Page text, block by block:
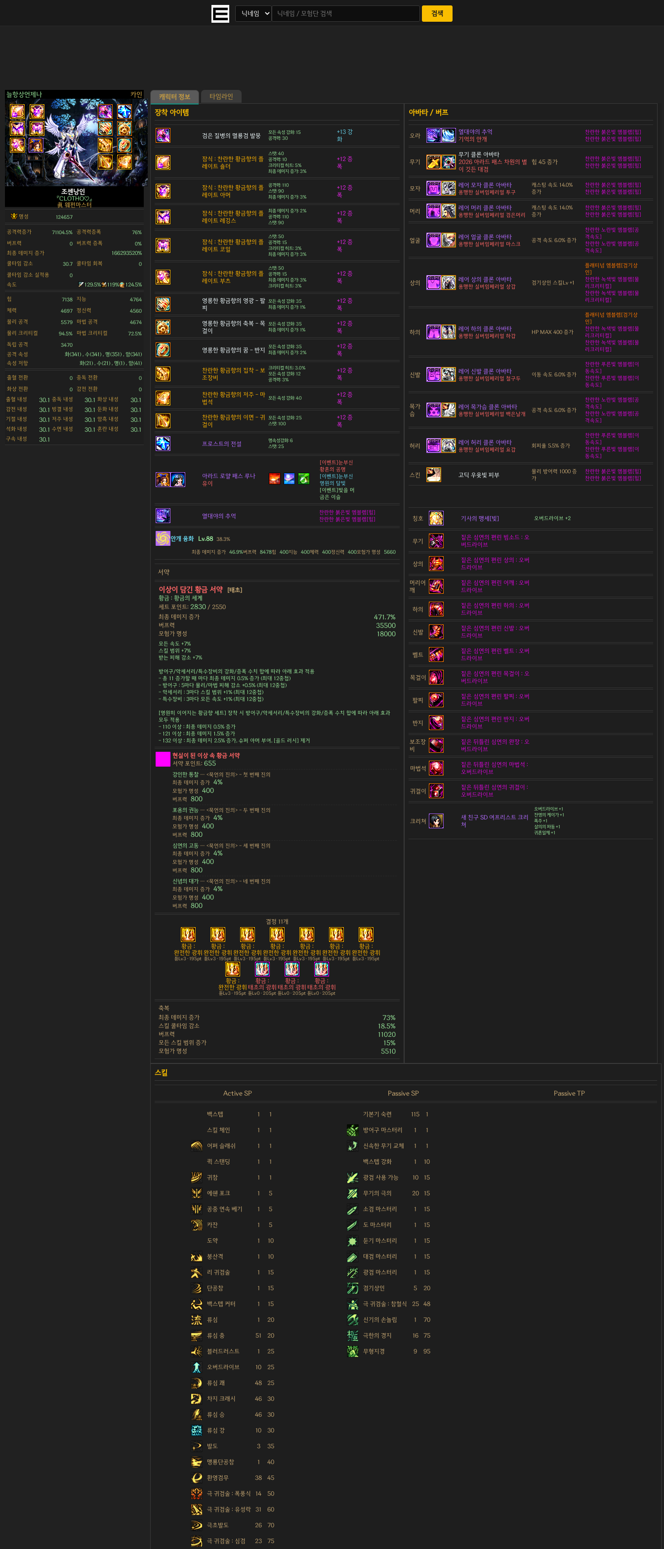
검색
늘항상언제나 카인
>
조센낭인
『CLOTHO♡』
眞 웨펀마스터
명성 124657
공격력증가 71104.5% 공격력증폭 76%
버프력 0 버프력 증폭 0%
최종 데미지 증가
166293520%
쿨타임 감소
30.7 쿨타임 회복 0
쿨타임 감소 실적용 0
속도 129.5% 119% 124.5%
힘 7138 지능 4764
체력 4697 정신력 4560
물리 공격 5579 마법 공격 4674
물리 크리티컬 94.5% 마법 크리티컬 72.5%
독립 공격 3470
공격 속성
화(341) , 수(341) , 명(351) , 암(341)
속성 저항
화(21) , 수(21) , 명(1) , 암(41)
출혈 전환 0 중독 전환 0
화상 전환 0 감전 전환 0
출혈 내성 30.1 중독 내성 30.1 화상 내성 30.1
감전 내성 30.1 빙결 내성 30.1 둔화 내성 30.1
기절 내성 30.1 저주 내성 30.1 암흑 내성 30.1
석화 내성 30.1 수면 내성 30.1 혼란 내성 30.1
구속 내성 30.1
캐릭터 정보 타임라인
검은 질병의 멸룡검 발뭉
모든 속성 강화: 15
공격력: 30
+13 강
화
잠식 : 찬란한 황금향의 플
레이트 숄더
스탯: 40
공격력: 10
크리티컬 히트: 5%
최종 데미지 증가: 3%
+12 증
폭
잠식 : 찬란한 황금향의 플
레이트 아머
공격력: 110
스탯: 90
최종 데미지 증가: 3%
+12 증
폭
잠식 : 찬란한 황금향의 플
레이트 레깅스
최종 데미지 증가: 2%
공격력: 110
스탯: 90
+12 증
폭
잠식 : 찬란한 황금향의 플
레이트 코일
스탯: 50
공격력: 15
크리티컬 히트: 3%
최종 데미지 증가: 3%
+12 증
폭
잠식 : 찬란한 황금향의 플
레이트 부츠
스탯: 50
공격력: 15
최종 데미지 증가: 3%
크리티컬 히트: 3%
+12 증
폭
영롱한 황금향의 영광 - 팔
찌
모든 속성 강화: 35
최종 데미지 증가: 1%
+12 증
폭
영롱한 황금향의 축복 - 목
걸이
모든 속성 강화: 35
최종 데미지 증가: 1%
+12 증
폭
영롱한 황금향의 꿈 - 반지 모든 속성 강화: 35
최종 데미지 증가: 2%
+12 증
폭
찬란한 황금향의 집착 - 보
조장비
크리티컬 히트: 3.0%
모든 속성 강화: 12
공격력: 3%
+12 증
폭
찬란한 황금향의 저주 - 마
법석
모든 속성 강화: 40
+12 증
폭
찬란한 황금향의 이면 - 귀
걸이
모든 속성 강화: 25
스탯: 100
+12 증
폭
프로스트의 전설
명속성강화: 6
스탯: 25
아라드 로얄 패스 루나
유이
[이벤트]눈부신
황혼의 공명
[이벤트]눈부신
영원의 달빛
[이벤트]빛을 머
금은 이슬
열대야의 추억
찬란한 붉은빛 엠블렘[힘]
찬란한 붉은빛 엠블렘[힘]
안개 융화 Lv.88 38.3%
최종 데미지 증가 46.9%버프력 8478힘 400지능 400체력 400정신력 400모험가 명성 5660
서약
이상이 담긴 황금 서약
[태초]
황금 : 황금의 세계
세트 포인트: 2830 / 2550
최종 데미지 증가
471.7%
버프력 35500
모험가 명성 18000
모든 속도 +7%
스킬 범위 +7%
받는 피해 감소 +7%
방어구/악세서리/특수장비의 강화/증폭 수치 합에 따라 아래 효과 적용
- 총 11 증가할 때 마다 최종 데미지 0.5% 증가 (최대 12중첩)
- 방어구 : 5마다 물리/마법 피해 감소 +0.5% (최대 12중첩)
- 악세서리 : 3마다 스킬 범위 +1% (최대 12중첩)
- 특수장비 : 3마다 모든 속도 +1% (최대 12중첩)
[영원히 이어지는 황금향 세트] 장착 시 방어구/악세서리/특수장비의 강화/증폭 수치 합에 따라 아래 효과
모두 적용
- 110 이상 : 최종 데미지 0.5% 증가
- 121 이상 : 최종 데미지 1.5% 증가
- 132 이상 : 최종 데미지 2.5% 증가, 슈퍼 아머 부여, [골드 러시] 제거
현실이 된 이상 속 황금 서약
서약 포인트: 655
강인한 통찰 — <묵언의 진의> - 첫 번째 진의
최종 데미지 증가 4%
모험가 명성 400
버프력 800
포용의 권능 — <묵언의 진의> - 두 번째 진의
최종 데미지 증가 4%
모험가 명성 400
버프력 800
심연의 고동 — <묵언의 진의> - 세 번째 진의
최종 데미지 증가 4%
모험가 명성 400
버프력 800
신념의 대가 — <묵언의 진의> - 네 번째 진의
최종 데미지 증가 4%
모험가 명성 400
버프력 800
결정 11개
황금 :
완전한 광휘
튠Lv3 · 195pt
황금 :
완전한 광휘
튠Lv3 · 195pt
황금 :
완전한 광휘
튠Lv3 · 195pt
황금 :
완전한 광휘
튠Lv3 · 195pt
황금 :
완전한 광휘
튠Lv3 · 195pt
황금 :
완전한 광휘
튠Lv3 · 195pt
황금 :
완전한 광휘
튠Lv3 · 195pt
황금 :
완전한 광휘
튠Lv3 · 195pt
황금 :
태초의 광휘
튠Lv0 · 205pt
황금 :
태초의 광휘
튠Lv0 · 205pt
황금 :
태초의 광휘
튠Lv0 · 205pt
축복
최종 데미지 증가
73%
스킬 쿨타임 감소 18.5%
버프력 11020
모든 스킬 범위 증가 15%
모험가 명성 5510
오라
열대야의 추억
기억의 안개
찬란한 붉은빛 엠블렘[힘]
찬란한 붉은빛 엠블렘[힘]
무기
무기 클론 아바타
2026 아라드 패스 차원의 별
이 깃든 대검
힘 45 증가
찬란한 붉은빛 엠블렘[힘]
찬란한 붉은빛 엠블렘[힘]
모자 레어 모자 클론 아바타
용맹한 실버임페리얼 투구
캐스팅 속도 14.0%
증가
찬란한 붉은빛 엠블렘[힘]
찬란한 붉은빛 엠블렘[힘]
머리 레어 머리 클론 아바타
용맹한 실버임페리얼 검은머리
캐스팅 속도 14.0%
증가
찬란한 붉은빛 엠블렘[힘]
찬란한 붉은빛 엠블렘[힘]
얼굴 레어 얼굴 클론 아바타
용맹한 실버임페리얼 마스크
공격 속도 6.0% 증가
찬란한 노란빛 엠블렘[공
격속도]
찬란한 노란빛 엠블렘[공
격속도]
상의 레어 상의 클론 아바타
용맹한 실버임페리얼 상갑
검기상인 스킬Lv +1
플래티넘 엠블렘[검기상
인]
찬란한 녹색빛 엠블렘[물
리크리티컬]
찬란한 녹색빛 엠블렘[물
리크리티컬]
하의 레어 하의 클론 아바타
용맹한 실버임페리얼 하갑
HP MAX 400 증가
플래티넘 엠블렘[검기상
인]
찬란한 녹색빛 엠블렘[물
리크리티컬]
찬란한 녹색빛 엠블렘[물
리크리티컬]
신발 레어 신발 클론 아바타
용맹한 실버임페리얼 철구두
이동 속도 6.0% 증가
찬란한 푸른빛 엠블렘[이
동속도]
찬란한 푸른빛 엠블렘[이
동속도]
목가
슴
레어 목가슴 클론 아바타
용맹한 실버임페리얼 백은날개
공격 속도 6.0% 증가
찬란한 노란빛 엠블렘[공
격속도]
찬란한 노란빛 엠블렘[공
격속도]
허리 레어 허리 클론 아바타
용맹한 실버임페리얼 요갑
회피율 5.5% 증가
찬란한 푸른빛 엠블렘[이
동속도]
찬란한 푸른빛 엠블렘[이
동속도]
스킨 고딕 우윳빛 피부
물리 방어력 1000 증
가
찬란한 붉은빛 엠블렘[힘]
찬란한 붉은빛 엠블렘[힘]
칭호 기사의 맹세[빛] 오버드라이브 +2
무기
짙은 심연의 편린 빔소드 : 오
버드라이브
상의
짙은 심연의 편린 상의 : 오버
드라이브
머리어
깨
짙은 심연의 편린 어깨 : 오버
드라이브
하의
짙은 심연의 편린 하의 : 오버
드라이브
신발
짙은 심연의 편린 신발 : 오버
드라이브
벨트
짙은 심연의 편린 벨트 : 오버
드라이브
목걸이
짙은 심연의 편린 목걸이 : 오
버드라이브
팔찌
짙은 심연의 편린 팔찌 : 오버
드라이브
반지
짙은 심연의 편린 반지 : 오버
드라이브
보조장
비
짙은 뒤틀린 심연의 완장 : 오
버드라이브
마법석
짙은 뒤틀린 심연의 마법석 :
오버드라이브
귀걸이
짙은 뒤틀린 심연의 귀걸이 :
오버드라이브
크리쳐
새 친구 SD 여프리스트 크리
쳐
오버드라이브 +1
잔영의 케이가 +1
폭주 +1
살의의 파동 +1
귀혼일체 +1
Active SP Passive SP Passive TP
백스텝 1 1
스킬 체인 1 1
어퍼 슬래쉬 1 1
퀵 스탠딩 1 1
귀참 1 1
에쉔 포크 1 5
공중 연속 베기 1 5
카잔 1 5
도약 1 10
붕산격 1 10
리 귀검술 1 15
단공참 1 15
백스텝 커터 1 15
류심 1 20
류심 충 51 20
블러드러스트 1 25
오버드라이브 10 25
류심 쾌 48 25
차지 크래시 46 30
류심 승 46 30
류심 강 10 30
발도 3 35
맹룡단공참 1 40
환영검무 38 45
극 귀검술 : 폭풍식 14 50
극 귀검술 : 유성락 31 60
극초발도 26 70
극 귀검술 : 심검 23 75
기본기 숙련 115 1
방어구 마스터리 1 1
신속한 무기 교체 1 1
백스텝 강화 1 10
광검 사용 가능 10 15
무기의 극의 20 15
소검 마스터리 1 15
도 마스터리 1 15
둔기 마스터리 1 15
대검 마스터리 1 15
광검 마스터리 1 15
검기상인 5 20
극 귀검술 : 참철식 25 48
신기의 손놀림 1 70
극한의 경지 16 75
무형지경 9 95